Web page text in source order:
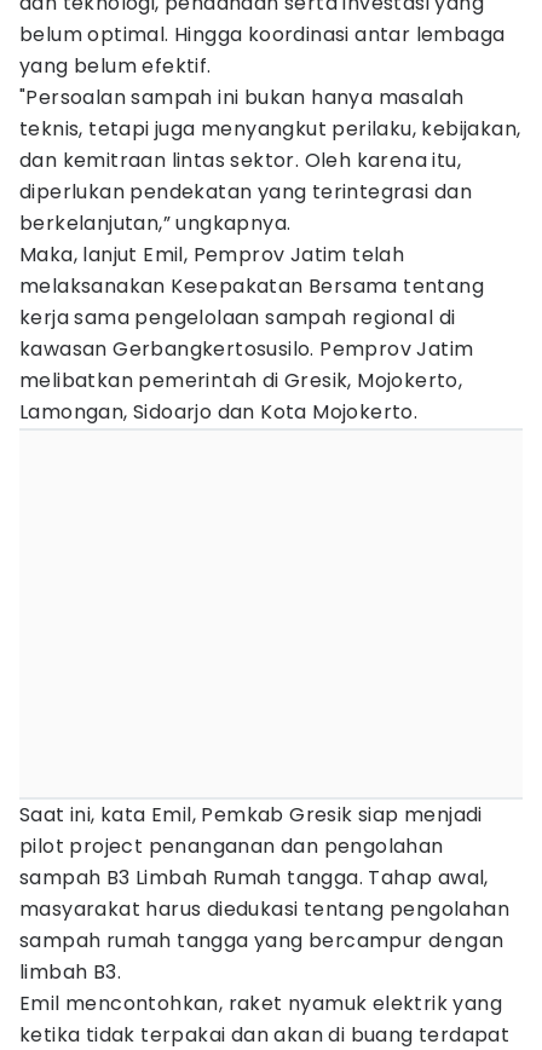
belum optimal. Hingga koordinasi antar lembaga
yang belum efektif.
"Persoalan sampah ini bukan hanya masalah
teknis, tetapi juga menyangkut perilaku, kebijakan,
dan kemitraan lintas sektor. Oleh karena itu,
diperlukan pendekatan yang terintegrasi dan
berkelanjutan,” ungkapnya.
Maka, lanjut Emil, Pemprov Jatim telah
melaksanakan Kesepakatan Bersama tentang
kerja sama pengelolaan sampah regional di
kawasan Gerbangkertosusilo. Pemprov Jatim
melibatkan pemerintah di Gresik, Mojokerto,
Lamongan, Sidoarjo dan Kota Mojokerto.
Saat ini, kata Emil, Pemkab Gresik siap menjadi
pilot project penanganan dan pengolahan
sampah B3 Limbah Rumah tangga. Tahap awal,
masyarakat harus diedukasi tentang pengolahan
sampah rumah tangga yang bercampur dengan
limbah B3.
Emil mencontohkan, raket nyamuk elektrik yang
ketika tidak terpakai dan akan di buang terdapat